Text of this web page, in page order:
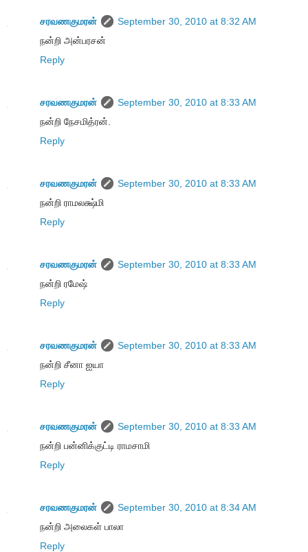
சரவணகுமரன்
September 30, 2010 at 8:32 AM
நன்றி அன்பரசன்
Reply
சரவணகுமரன்
September 30, 2010 at 8:33 AM
நன்றி நேசமித்ரன்.
Reply
சரவணகுமரன்
September 30, 2010 at 8:33 AM
நன்றி ராமலக்ஷ்மி
Reply
சரவணகுமரன்
September 30, 2010 at 8:33 AM
நன்றி ரமேஷ்
Reply
சரவணகுமரன்
September 30, 2010 at 8:33 AM
நன்றி சீனா ஐயா
Reply
சரவணகுமரன்
September 30, 2010 at 8:33 AM
நன்றி பன்னிக்குட்டி ராமசாமி
Reply
சரவணகுமரன்
September 30, 2010 at 8:34 AM
நன்றி அலைகள் பாலா
Reply